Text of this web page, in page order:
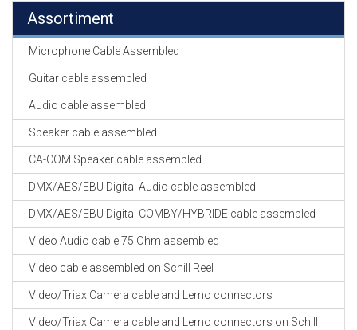
Assortiment
Microphone Cable Assembled
Guitar cable assembled
Audio cable assembled
Speaker cable assembled
CA-COM Speaker cable assembled
DMX/AES/EBU Digital Audio cable assembled
DMX/AES/EBU Digital COMBY/HYBRIDE cable assembled
Video Audio cable 75 Ohm assembled
Video cable assembled on Schill Reel
Video/Triax Camera cable and Lemo connectors
Video/Triax Camera cable and Lemo connectors on Schill